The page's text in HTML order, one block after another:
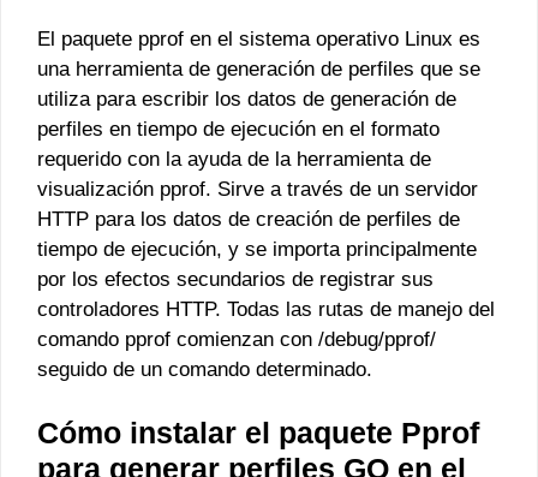
El paquete pprof en el sistema operativo Linux es
una herramienta de generación de perfiles que se
utiliza para escribir los datos de generación de
perfiles en tiempo de ejecución en el formato
requerido con la ayuda de la herramienta de
visualización pprof. Sirve a través de un servidor
HTTP para los datos de creación de perfiles de
tiempo de ejecución, y se importa principalmente
por los efectos secundarios de registrar sus
controladores HTTP. Todas las rutas de manejo del
comando pprof comienzan con /debug/pprof/
seguido de un comando determinado.
Cómo instalar el paquete Pprof
para generar perfiles GO en el